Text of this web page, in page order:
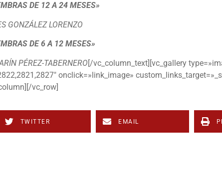
DE 12 A 24 MESES»
GONZÁLEZ LORENZO
DE 6 A 12 MESES»
PÉREZ-TABERNERO[/vc_column_text][vc_gallery
onclick=»link_image»
vc_row]
TWITTER EMAIL